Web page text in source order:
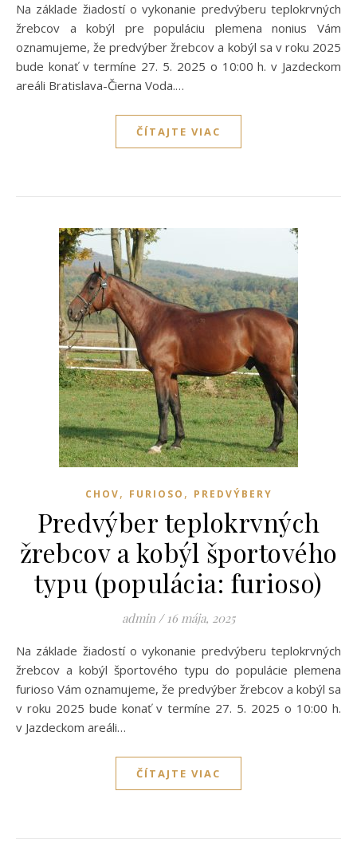
Na základe žiadostí o vykonanie predvýberu teplokrvných
žrebcov a kobýl pre populáciu plemena nonius Vám
oznamujeme, že predvýber žrebcov a kobýl sa v roku 2025
bude konať v termíne 27. 5. 2025 o 10:00 h. v Jazdeckom
areáli Bratislava-Čierna Voda.…
ČÍTAJTE VIAC
CHOV, FURIOSO , PREDVÝBERY
Predvýber teplokrvných
žrebcov a kobýl športového
typu (populácia: furioso)
admin / 16 mája, 2025
Na základe žiadostí o vykonanie predvýberu teplokrvných
žrebcov a kobýl športového typu do populácie plemena
furioso Vám oznamujeme, že predvýber žrebcov a kobýl sa
v roku 2025 bude konať v termíne 27. 5. 2025 o 10:00 h.
v Jazdeckom areáli…
ČÍTAJTE VIAC